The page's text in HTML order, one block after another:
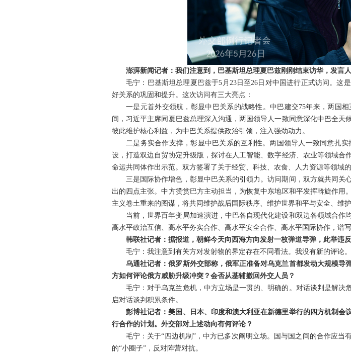
澎湃新闻记者：我们注意到，巴基斯坦总理夏巴兹刚刚结束访华，发言
毛宁：巴基斯坦总理夏巴兹于5月23日至26日对中国进行正式访问。这
好关系的巩固和提升。这次访问有三大亮点：
一是元首外交领航，彰显中巴关系的战略性。中巴建交75年来，两国
间，习近平主席同夏巴兹总理深入沟通，两国领导人一致同意深化中巴全
彼此维护核心利益，为中巴关系提供政治引领，注入强劲动力。
二是务实合作支撑，彰显中巴关系的互利性。两国领导人一致同意扎
设，打造双边自贸协定升级版，探讨在人工智能、数字经济、农业等领域
命运共同体作出示范。双方签署了关于经贸、科技、农食、人力资源等领域的
三是国际协作增色，彰显中巴关系的引领力。访问期间，双方就共同
出的四点主张。中方赞赏巴方主动担当，为恢复中东地区和平发挥斡旋作
主义卷土重来的图谋，将共同维护战后国际秩序、维护世界和平与安全、维
当前，世界百年变局加速演进，中巴各自现代化建设和双边各领域合
高水平政治互信、高水平务实合作、高水平安全合作、高水平国际协作，谱
韩联社记者：据报道，朝鲜今天向西海方向发射一枚弹道导弹，此举违
毛宁：我注意到有关方对发射物的界定存在不同看法。我没有新的评论。
乌通社记者：俄罗斯外交部称，俄军正准备对乌克兰首都发动大规模
方如何评论俄方威胁升级冲突？会否从基辅撤回外交人员？
毛宁：对于乌克兰危机，中方立场是一贯的、明确的。对话谈判是解
启对话谈判积累条件。
彭博社记者：美国、日本、印度和澳大利亚在新德里举行的四方机制
行合作的计划。外交部对上述动向有何评论？
毛宁：关于“四边机制”，中方已多次阐明立场。国与国之间的合作应
的“小圈子”，反对阵营对抗。